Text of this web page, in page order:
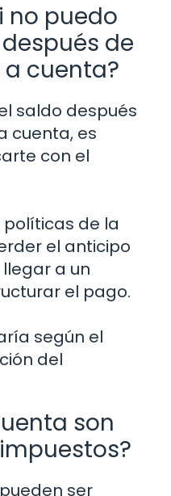
no puedo
de
cuenta?
saldo después
cuenta, es
con el
de la
el anticipo
a un
el pago.
según el
del
son
ser